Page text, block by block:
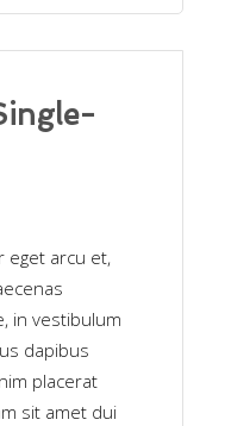
eget arcu et,
in vestibulum
dapibus
placerat
sit amet dui